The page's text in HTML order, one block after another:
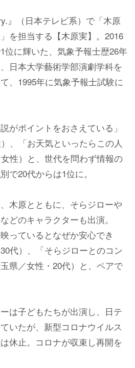
』（日本テレビ系）で「木原
を担当する【木原実】。2016
位に輝いた、気象予報士歴26年
日本大学藝術学部演劇学科を
、1995年に気象予報士試験に
がポイントをおさえている」
、「お天気といったらこの人
性）と、世代を問わず情報の
で20代からは1位に。
木原とともに、そらジロー
どのキャラクターも出演。
っているとなぜか安心でき
代）、「そらジローとのコン
県／女性・20代）と、ペアで
は子どもたちが出演し、日テ
いたが、新型コロナウイルス
休止。コロナが収束し再開を